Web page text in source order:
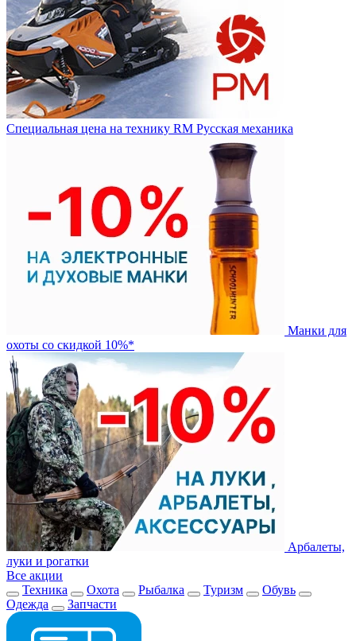
Специальная цена на технику RM Русская механика
Манки для
охоты со скидкой 10%*
Арбалеты,
луки и рогатки
Все акции
Техника
Охота Рыбалка Туризм
Обувь
Одежда
Запчасти